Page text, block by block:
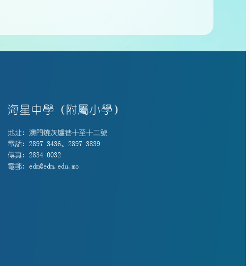
海星中學（附屬小學）
地址: 澳門燒灰爐巷十至十二號
電話: 2897 3436、2897 3839
傳真: 2834 0032
電郵: edm@edm.edu.mo